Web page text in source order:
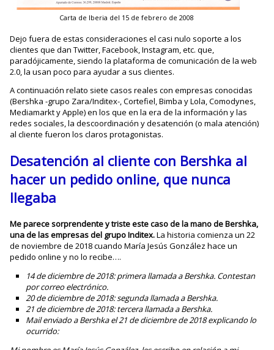
Carta de Iberia del 15 de febrero de 2008
Dejo fuera de estas consideraciones el casi nulo soporte a los
clientes que dan Twitter, Facebook, Instagram, etc. que,
paradójicamente, siendo la plataforma de comunicación de la web
2.0, la usan poco para ayudar a sus clientes.
A continuación relato siete casos reales con empresas conocidas
(Bershka -grupo Zara/Inditex-, Cortefiel, Bimba y Lola, Comodynes,
Mediamarkt y Apple) en los que en la era de la información y las
redes sociales, la descoordinación y desatención (o mala atención)
al cliente fueron los claros protagonistas.
Desatención al cliente con Bershka al
hacer un pedido online, que nunca
llegaba
Me parece sorprendente y triste este caso de la mano de Bershka,
una de las empresas del grupo Inditex.La historia comienza un 22
de noviembre de 2018 cuando María Jesús González hace un
pedido online y no lo recibe….
14 de diciembre de 2018: primera llamada a Bershka. Contestan
por correo electrónico.
20 de diciembre de 2018: segunda llamada a Bershka.
21 de diciembre de 2018: tercera llamada a Bershka.
Mail enviado a Bershka el 21 de diciembre de 2018 explicando lo
ocurrido: